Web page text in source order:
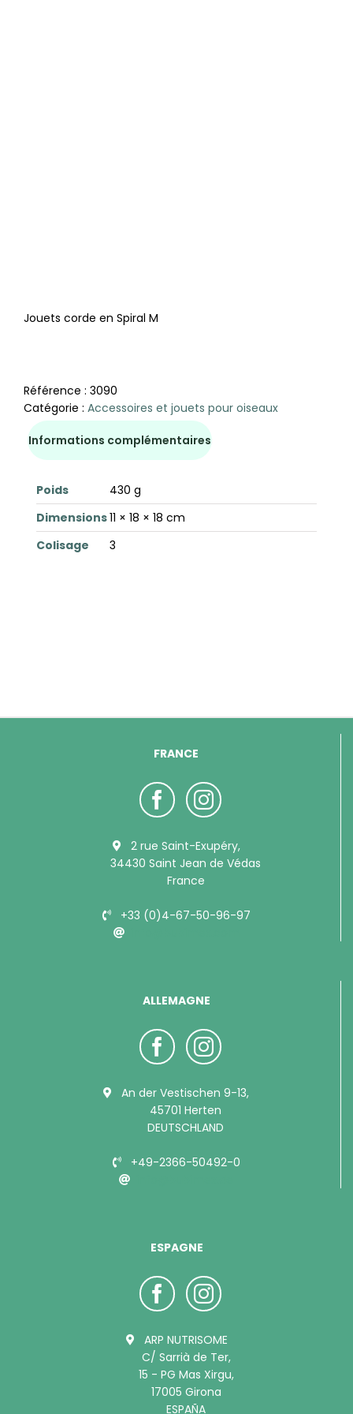
Jouets corde en Spiral M
Référence : 3090
Catégorie : Accessoires et jouets pour oiseaux
Informations complémentaires
Poids
430 g
Dimensions11 × 18 × 18 cm
Colisage
3
FRANCE
2 rue Saint-Exupéry,
34430 Saint Jean de Védas
France
+33 (0)4-67-50-96-97
ALLEMAGNE
An der Vestischen 9-13,
45701 Herten
DEUTSCHLAND
+49-2366-50492-0
ESPAGNE
ARP NUTRISOME
C/ Sarrià de Ter,
15 - PG Mas Xirgu,
17005 Girona
ESPAÑA